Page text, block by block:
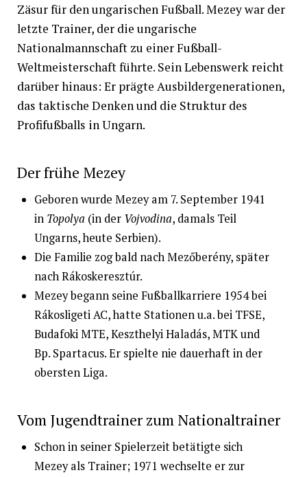
Zäsur für den ungarischen Fußball. Mezey war der
letzte Trainer, der die ungarische
Nationalmannschaft zu einer Fußball-
Weltmeisterschaft führte. Sein Lebenswerk reicht
darüber hinaus: Er prägte Ausbildergenerationen,
das taktische Denken und die Struktur des
Profifußballs in Ungarn.
Der frühe Mezey
Geboren wurde Mezey am 7. September 1941
in Topolya (in der Vojvodina, damals Teil
Ungarns, heute Serbien).
Die Familie zog bald nach Mezőberény, später
nach Rákoskeresztúr.
Mezey begann seine Fußballkarriere 1954 bei
Rákosligeti AC, hatte Stationen u.a. bei TFSE,
Budafoki MTE, Keszthelyi Haladás, MTK und
Bp. Spartacus. Er spielte nie dauerhaft in der
obersten Liga.
Vom Jugendtrainer zum Nationaltrainer
Schon in seiner Spielerzeit betätigte sich
Mezey als Trainer; 1971 wechselte er zur